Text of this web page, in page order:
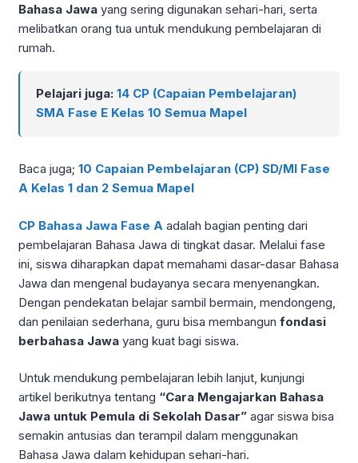
Bahasa Jawa yang sering digunakan sehari-hari, serta
melibatkan orang tua untuk mendukung pembelajaran di
rumah.
Pelajari juga: 14 CP (Capaian Pembelajaran)
SMA Fase E Kelas 10 Semua Mapel
Baca juga; 10 Capaian Pembelajaran (CP) SD/MI Fase
A Kelas 1 dan 2 Semua Mapel
CP Bahasa Jawa Fase A adalah bagian penting dari
pembelajaran Bahasa Jawa di tingkat dasar. Melalui fase
ini, siswa diharapkan dapat memahami dasar-dasar Bahasa
Jawa dan mengenal budayanya secara menyenangkan.
Dengan pendekatan belajar sambil bermain, mendongeng,
dan penilaian sederhana, guru bisa membangun fondasi
berbahasa Jawa yang kuat bagi siswa.
Untuk mendukung pembelajaran lebih lanjut, kunjungi
artikel berikutnya tentang “Cara Mengajarkan Bahasa
Jawa untuk Pemula di Sekolah Dasar” agar siswa bisa
semakin antusias dan terampil dalam menggunakan
Bahasa Jawa dalam kehidupan sehari-hari.